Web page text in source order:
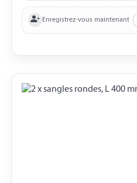
Enregistrez-vous maintenant